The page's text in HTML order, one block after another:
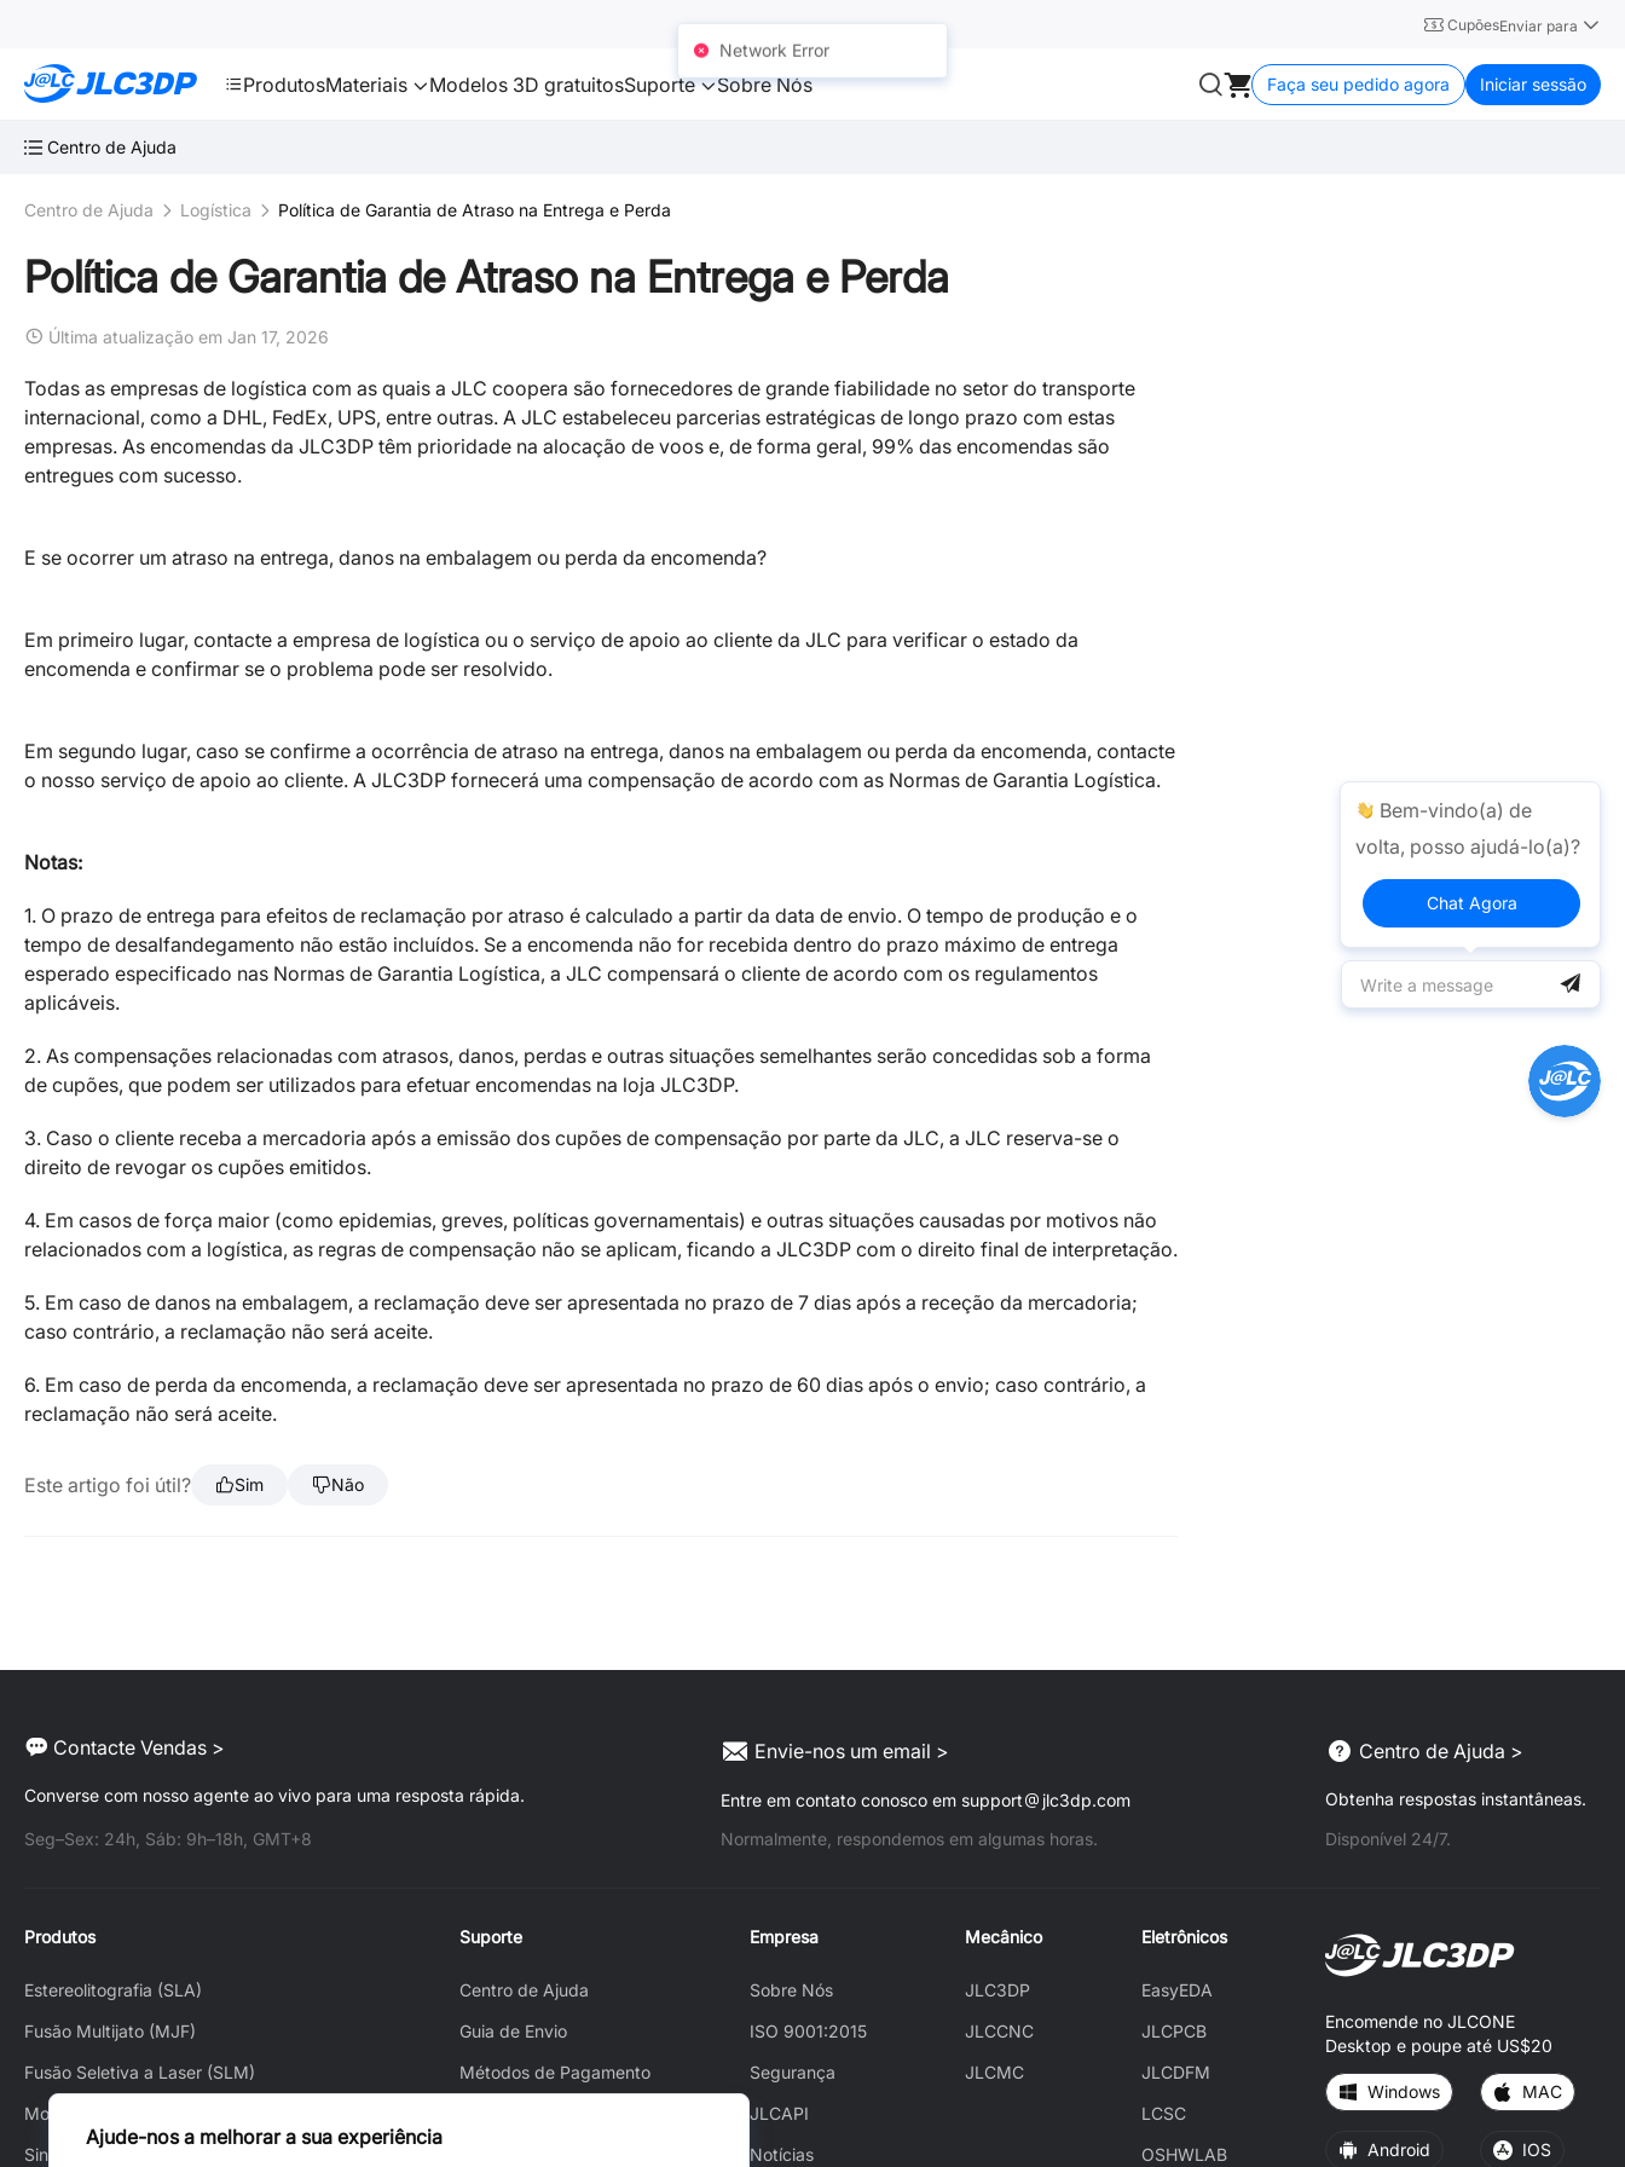
CupõesEnviar para
ProdutosMateriais Modelos 3D gratuitosSuporte Sobre Nós Faça seu pedido agora Iniciar sessão
Centro de Ajuda
Centro de Ajuda Logística Política de Garantia de Atraso na Entrega e Perda
Política de Garantia de Atraso na Entrega e Perda
Última atualização em Jan 17, 2026
Todas as empresas de logística com as quais a JLC coopera são fornecedores de grande fiabilidade no setor do transporte
internacional, como a DHL, FedEx, UPS, entre outras. A JLC estabeleceu parcerias estratégicas de longo prazo com estas
empresas. As encomendas da JLC3DP têm prioridade na alocação de voos e, de forma geral, 99% das encomendas são
entregues com sucesso.
E se ocorrer um atraso na entrega, danos na embalagem ou perda da encomenda?
Em primeiro lugar, contacte a empresa de logística ou o serviço de apoio ao cliente da JLC para verificar o estado da
encomenda e confirmar se o problema pode ser resolvido.
Em segundo lugar, caso se confirme a ocorrência de atraso na entrega, danos na embalagem ou perda da encomenda, contacte
o nosso serviço de apoio ao cliente. A JLC3DP fornecerá uma compensação de acordo com as Normas de Garantia Logística.
Notas:
1. O prazo de entrega para efeitos de reclamação por atraso é calculado a partir da data de envio. O tempo de produção e o
tempo de desalfandegamento não estão incluídos. Se a encomenda não for recebida dentro do prazo máximo de entrega
esperado especificado nas Normas de Garantia Logística, a JLC compensará o cliente de acordo com os regulamentos
aplicáveis.
2. As compensações relacionadas com atrasos, danos, perdas e outras situações semelhantes serão concedidas sob a forma
de cupões, que podem ser utilizados para efetuar encomendas na loja JLC3DP.
3. Caso o cliente receba a mercadoria após a emissão dos cupões de compensação por parte da JLC, a JLC reserva-se o
direito de revogar os cupões emitidos.
4. Em casos de força maior (como epidemias, greves, políticas governamentais) e outras situações causadas por motivos não
relacionados com a logística, as regras de compensação não se aplicam, ficando a JLC3DP com o direito final de interpretação.
5. Em caso de danos na embalagem, a reclamação deve ser apresentada no prazo de 7 dias após a receção da mercadoria;
caso contrário, a reclamação não será aceite.
6. Em caso de perda da encomenda, a reclamação deve ser apresentada no prazo de 60 dias após o envio; caso contrário, a
reclamação não será aceite.
Este artigo foi útil? Sim Não
Contacte Vendas >
Converse com nosso agente ao vivo para uma resposta rápida.
Seg–Sex: 24h, Sáb: 9h–18h, GMT+8
Envie-nos um email >
Entre em contato conosco em support
jlc3dp.com
Normalmente, respondemos em algumas horas.
Centro de Ajuda >
Obtenha respostas instantâneas.
Disponível 24/7.
Produtos
Estereolitografia (SLA)
Fusão Multijato (MJF)
Fusão Seletiva a Laser (SLM)
Modelagem por Deposição Fundida (FDM)
Sinterização Seletiva a Laser (SLS)
Suporte
Centro de Ajuda
Guia de Envio
Métodos de Pagamento
Empresa
Sobre Nós
ISO 9001:2015
Segurança
JLCAPI
Notícias
Mecânico
JLC3DP
JLCCNC
JLCMC
Eletrônicos
EasyEDA
JLCPCB
JLCDFM
LCSC
OSHWLAB
Encomende no JLCONE
Desktop e poupe até US$20
Windows MAC
Android IOS
Ajude-nos a melhorar a sua experiência
Bem-vindo(a) de
volta, posso ajudá-lo(a)?
Chat Agora
Network Error